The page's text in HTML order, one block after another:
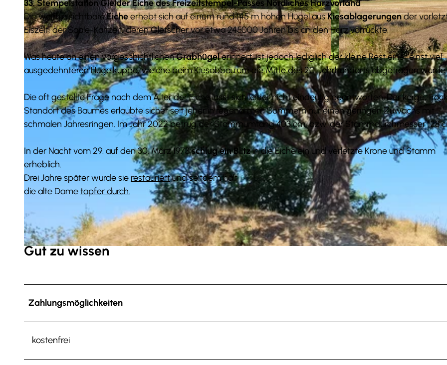
© Demontis |CC-BY-SA
CC-BY-SA © Demontis | CC-BY-SA
33. Stempelstation Gielder Eichedes Freizeitstempel-Passes Nördliches Harzvorland
Die weithin sichtbareEicheerhebt sich auf einem rund 145 m hohen Hügel ausKiesablagerungender
Eiszeit, der Saale-Kaltzeit, deren Gletscher vor etwa 245000 Jahren bis an den Harz vorrückte.
Was heute an einen vorgeschichtlichenGrabhügelerinnert, ist jedoch lediglich der kleine Rest einer einst viel
ausgedehnteren Hügelkuppe, welche beim Kiesabbau um die Mitte des 20. Jahrhunderts abgetragen wurde.
Die oft gestellte Frage nach dem Alter der Eiche lässt sich leider nicht eindeutig beantworten. Der karge,
Standort des Baumes erlaubte sicher seit jeher in regenarmen Sommern nur einen geringen Zuwachs mit
schmalen Jahresringen. Im Jahr 2022 betrug der Stammumfang 403 cm, bzw. der Stammdurchmesser 128
In der Nacht vom 29. auf den 30. März 1973schlug ein Blitzin die Eiche ein und verletzte Krone und Stamm
erheblich.
Drei Jahre später wurde sie restauriertund seitdem hält
die alte Dametapfer durch.
Gut zu wissen
Zahlungsmöglichkeiten
kostenfrei